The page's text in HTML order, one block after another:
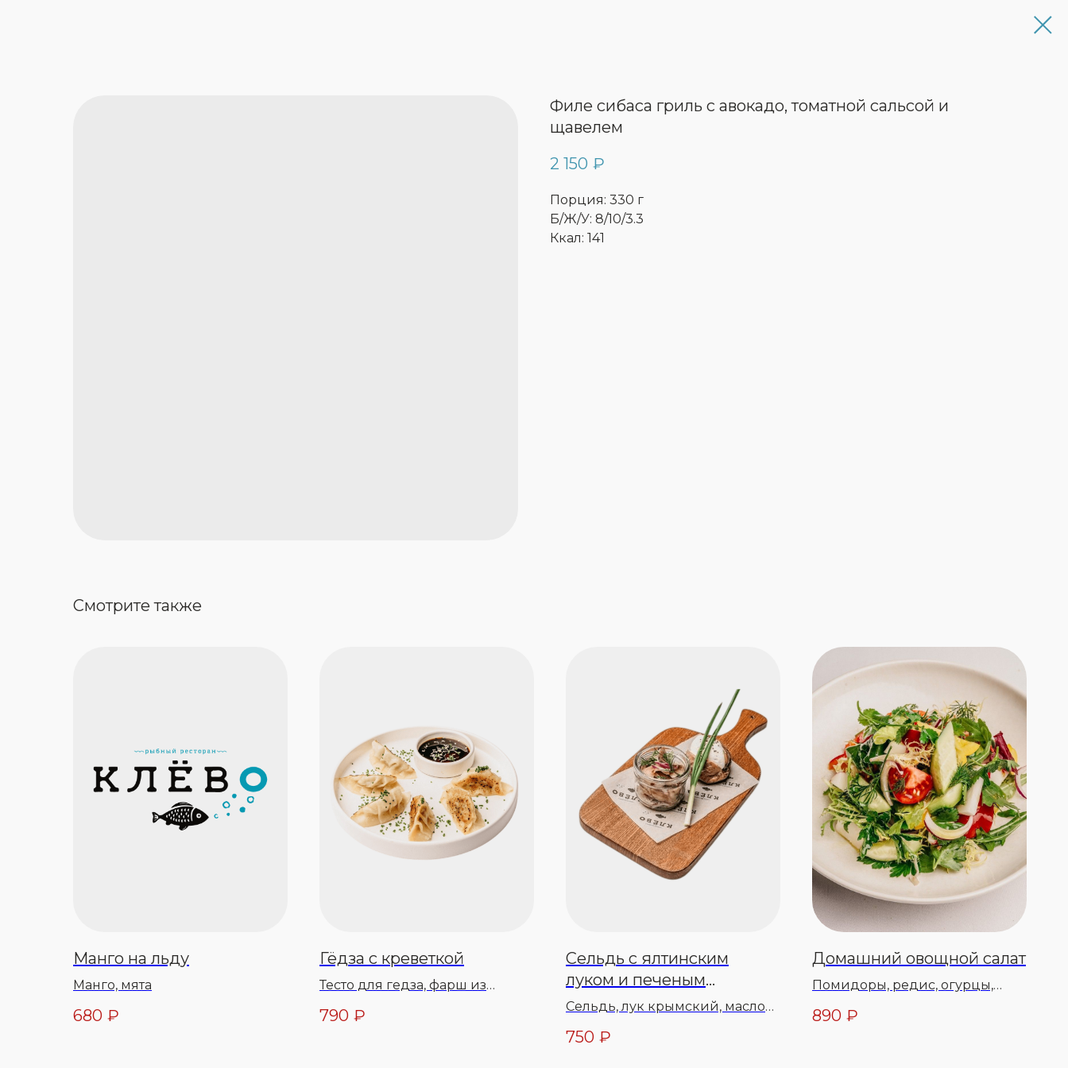
Филе сибаса гриль с авокадо, томатной сальсой и
щавелем
2 150 ₽
Порция: 330 г
Б/Ж/У: 8/10/3.3
Ккал: 141
Смотрите также
Манго на льду
Манго, мята
680 ₽
Гёдза с креветкой
Тесто для гедза, фарш из
масло сливочное, семена
790 ₽
Сельдь с ялтинским
луком и печеным
картофелем
Сельдь, лук крымский, масло
запеченный картофель, лук
750 ₽
Домашний овощной салат
Помидоры, редис, огурцы,
салат-микс, перец болгарский,
890 ₽